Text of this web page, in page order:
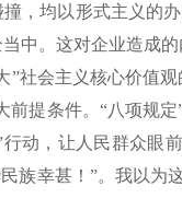
，均以形式主义的
中。这对企业造成
”社会主义核心价值
前提条件。“八项规
行动，让人民群众眼
族幸甚！”。我以为